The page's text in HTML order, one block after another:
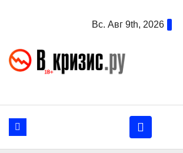
Вс. Авг 9th, 2026